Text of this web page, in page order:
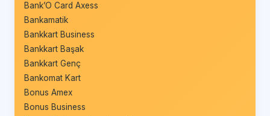
Bank’O Card Axess
Bankamatik
Bankkart Business
Bankkart Başak
Bankkart Genç
Bankomat Kart
Bonus Amex
Bonus Business